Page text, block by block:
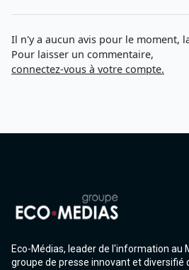
Il n'y a aucun avis pour le moment,
Pour laisser un commentaire,
connectez-vous à votre compte.
Eco-Médias, leader de l'information au
groupe de presse innovant et diversifié